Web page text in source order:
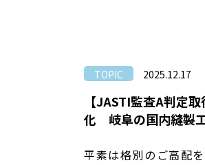
TOPIC 2025.12.17
【JASTI監査A判定
化 岐阜の国内縫製
平素は格別のご高配